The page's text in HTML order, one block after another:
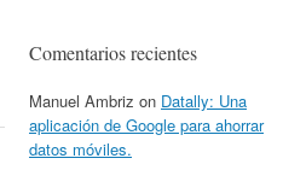
Comentarios recientes
Manuel Ambriz on Datally: Una
aplicación de Google para ahorrar
datos móviles.